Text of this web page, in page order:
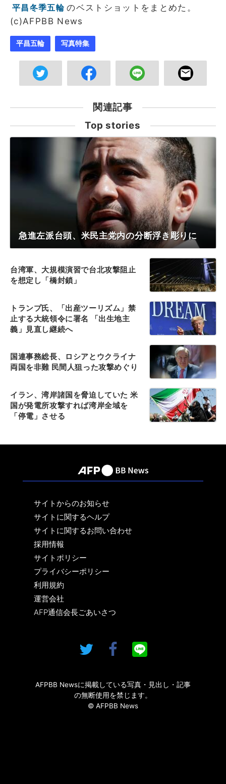
平昌冬季五輪 のベストショットをまとめた。
(c)AFPBB News
平昌五輪 写真特集
関連記事
Top stories
急進左派台頭、米民主党内の分断浮き彫りに
台湾軍、大規模演習で台北攻撃阻止
を想定し「橋封鎖」
トランプ氏、「出産ツーリズム」禁
止する大統領令に署名 「出生地主
義」見直し継続へ
国連事務総長、ロシアとウクライナ
両国を非難 民間人狙った攻撃めぐり
イラン、湾岸諸国を脅迫していた 米
国が発電所攻撃すれば湾岸全域を
「停電」させる
サイトからのお知らせ
サイトに関するヘルプ
サイトに関するお問い合わせ
採用情報
サイトポリシー
プライバシーポリシー
利用規約
運営会社
AFP通信会長ごあいさつ
AFPBB Newsに掲載している写真・見出し・記事
の無断使用を禁じます。
© AFPBB News